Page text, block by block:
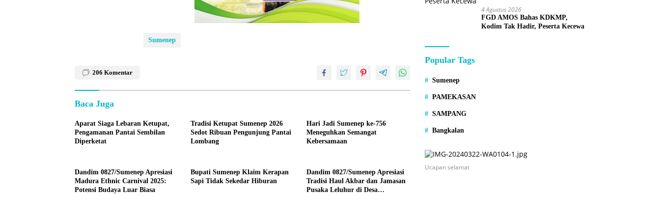
Sumenep
206 Komentar
Baca Juga
Aparat Siaga Lebaran Ketupat,
Pengamanan Pantai Sembilan
Diperketat
Tradisi Ketupat Sumenep 2026
Sedot Ribuan Pengunjung Pantai
Lombang
Hari Jadi Sumenep ke-756
Meneguhkan Semangat
Kebersamaan
Dandim 0827/Sumenep Apresiasi
Madura Ethnic Carnival 2025:
Potensi Budaya Luar Biasa
Bupati Sumenep Klaim Kerapan
Sapi Tidak Sekedar Hiburan
Dandim 0827/Sumenep Apresiasi
Tradisi Haul Akbar dan Jamasan
Pusaka Leluhur di Desa
4 Agustus 2026
FGD AMOS Bahas KDKMP,
Kodim Tak Hadir, Peserta Kecewa
Popular Tags
Sumenep
PAMEKASAN
SAMPANG
Bangkalan
Ucapan selamat